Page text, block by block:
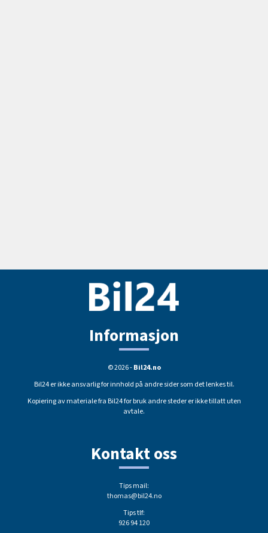
Informasjon
© 2026 -Bil24.no
Bil24 er ikke ansvarlig for innhold på andre sider som det lenkes til.
Kopiering av materiale fra Bil24 for bruk andre steder er ikke tillatt uten
avtale.
Kontakt oss
Tips mail:
thomas@bil24.no
Tips tlf:
926 94 120